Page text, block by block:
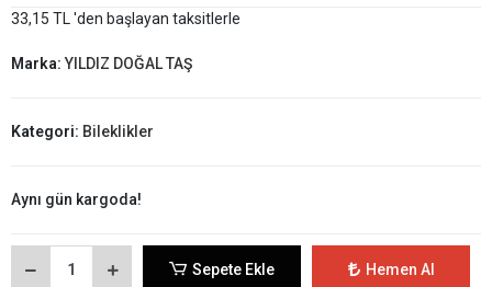
33,15 TL 'den başlayan taksitlerle
Marka:YILDIZ DOĞAL TAŞ
Kategori: Bileklikler
Aynı gün kargoda!
Sepete Ekle Hemen Al